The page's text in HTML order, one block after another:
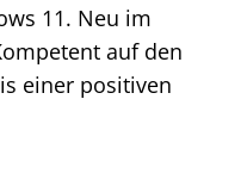
11. Neu im
auf den
einer positiven